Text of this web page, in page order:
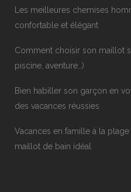
Les meilleures chemises
confortable et élégant
Comment choisir son maillot
piscine, aventure…)
Bien habiller son garçon en
des vacances réussies
Vacances en famille à la
maillot de bain idéal